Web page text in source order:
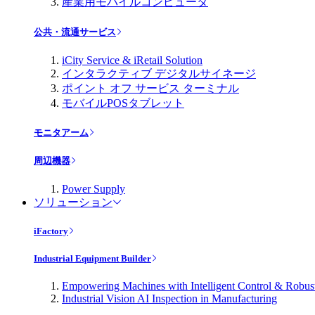
公共・流通サービス
iCity Service & iRetail Solution
インタラクティブ デジタルサイネージ
ポイント オフ サービス ターミナル
モバイルPOSタブレット
モニタアーム
周辺機器
Power Supply
ソリューション
iFactory
Industrial Equipment Builder
Empowering Machines with Intelligent Control &
Industrial Vision AI Inspection in Manufacturing